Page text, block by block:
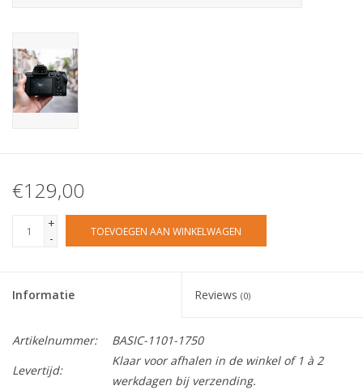
€129,00
+
-
TOEVOEGEN AAN WINKELWAGEN
Informatie Reviews (0)
Artikelnummer:
BASIC-1101-1750
Levertijd:
Klaar voor afhalen in de winkel of 1 à 2
werkdagen bij verzending.